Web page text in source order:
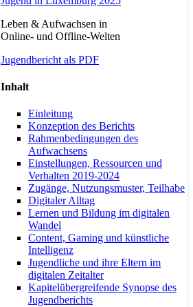
Leben & Aufwachsen in
Online- und Offline-Welten
Jugendbericht als PDF
Inhalt
Einleitung
Konzeption des Berichts
Rahmenbedingungen des
Aufwachsens
Einstellungen, Ressourcen und
Verhalten 2019-2024
Zugänge, Nutzungsmuster, Teilhabe
Digitaler Alltag
Lernen und Bildung im digitalen
Wandel
Content, Gaming und künstliche
Intelligenz
Jugendliche und ihre Eltern im
digitalen Zeitalter
Kapitelübergreifende Synopse des
Jugendberichts